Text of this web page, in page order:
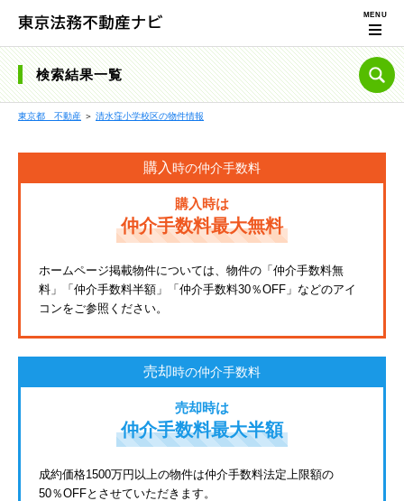
検索結果一覧
東京都 不動産 ＞ 清水窪小学校区の物件情報
購入時の仲介手数料
購入時は
仲介手数料最大無料
ホームページ掲載物件については、物件の「仲介手数料無
料」「仲介手数料半額」「仲介手数料30％OFF」などのアイ
コンをご参照ください。
売却時の仲介手数料
売却時は
仲介手数料最大半額
成約価格1500万円以上の物件は仲介手数料法定上限額の
50％OFFとさせていただきます。